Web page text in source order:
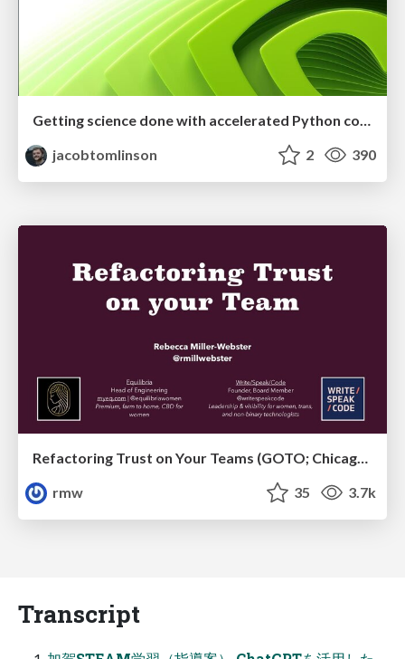
Getting science done with accelerated Python computing platforms
jacobtomlinson
2 390
rmw
35 3.7k
Transcript